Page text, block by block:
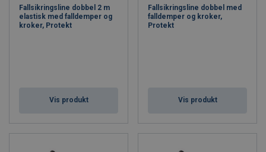
Fallsikringsline dobbel 2 m
elastisk med falldemper og
kroker, Protekt
Vis produkt
Fallsikringsline dobbel med
falldemper og kroker,
Protekt
Vis produkt